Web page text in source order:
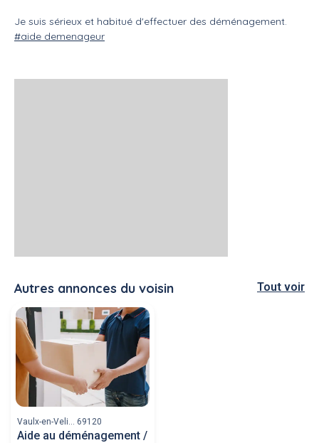
Je suis sérieux et habitué d'effectuer des déménagement.
#aide demenageur
Autres annonces du voisin Tout voir
Vaulx-en-Veli... 69120
Aide au déménagement /